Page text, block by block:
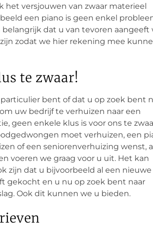
het versjouwen van zwaar materieel
een piano is geen enkel
belangrijk dat u van tevoren aangeeft
zodat we hier rekening mee
te zwaar!
bent of dat u op zoek bent
uw bedrijf te verhuizen naar een
geen enkele klus is voor ons te
moet verhuizen, een
of een seniorenverhuizing wenst,
voeren we graag voor u uit. Het kan
zijn dat u bijvoorbeeld al een nieuwe
gekocht en u nu op zoek bent naar
Ook dit kunnen we u bieden.